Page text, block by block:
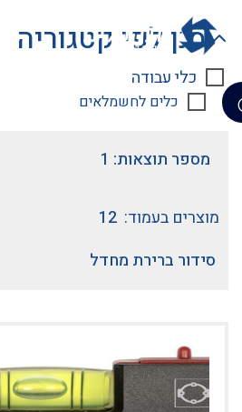
מספר תוצאות: 1
מוצרים בעמוד:
סנן לפי קטגוריה
כלי עבודה
כלים לחשמלאים